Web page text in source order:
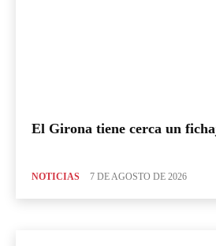
El Girona tiene cerca un
NOTICIAS 7 DE AGOSTO DE 2026